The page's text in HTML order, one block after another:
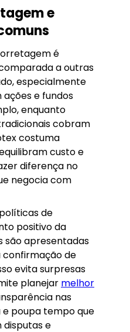
e
é
a outras
especialmente
e fundos
enquanto
cobram
costuma
custo e
diferença no
negocia com
de
positivo da
são apresentadas
de
evita surpresas
planejar melhor
nas
poupa tempo que
disputas e